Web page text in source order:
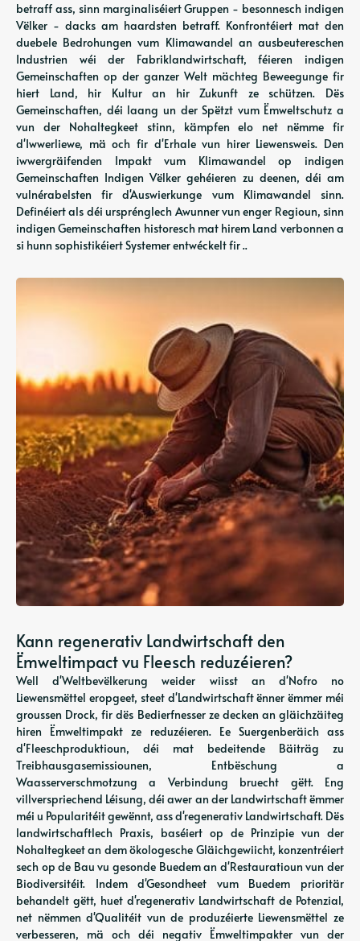
betraff ass, sinn marginaliséiert Gruppen - besonnesch indigen
Vëlker - dacks am haardsten betraff. Konfrontéiert mat den
duebele Bedrohungen vum Klimawandel an ausbeutereschen
Industrien wéi der Fabriklandwirtschaft, féieren indigen
Gemeinschaften op der ganzer Welt mächteg Beweegunge fir
hiert Land, hir Kultur an hir Zukunft ze schützen. Dës
Gemeinschaften, déi laang un der Spëtzt vum Ëmweltschutz a
vun der Nohaltegkeet stinn, kämpfen elo net nëmme fir
d'Iwwerliewe, mä och fir d'Erhale vun hirer Liewensweis. Den
iwwergräifenden Impakt vum Klimawandel op indigen
Gemeinschaften Indigen Vëlker gehéieren zu deenen, déi am
vulnérabelsten fir d'Auswierkunge vum Klimawandel sinn.
Definéiert als déi ursprénglech Awunner vun enger Regioun, sinn
indigen Gemeinschaften historesch mat hirem Land verbonnen a
si hunn sophistikéiert Systemer entwéckelt fir ..
Kann regenerativ Landwirtschaft den
Ëmweltimpact vu Fleesch reduzéieren?
Well d'Weltbevëlkerung weider wiisst an d'Nofro no
Liewensmëttel eropgeet, steet d'Landwirtschaft ënner ëmmer méi
groussen Drock, fir dës Bedierfnesser ze decken an gläichzäiteg
hiren Ëmweltimpakt ze reduzéieren. Ee Suergenberäich ass
d'Fleeschproduktioun, déi mat bedeitende Bäiträg zu
Treibhausgasemissiounen, Entbëschung a
Waasserverschmotzung a Verbindung bruecht gëtt. Eng
villverspriechend Léisung, déi awer an der Landwirtschaft ëmmer
méi u Popularitéit gewënnt, ass d'regenerativ Landwirtschaft. Dës
landwirtschaftlech Praxis, baséiert op de Prinzipie vun der
Nohaltegkeet an dem ökologesche Gläichgewiicht, konzentréiert
sech op de Bau vu gesonde Buedem an d'Restauratioun vun der
Biodiversitéit. Indem d'Gesondheet vum Buedem prioritär
behandelt gëtt, huet d'regenerativ Landwirtschaft de Potenzial,
net nëmmen d'Qualitéit vun de produzéierte Liewensmëttel ze
verbesseren, mä och déi negativ Ëmweltimpakter vun der